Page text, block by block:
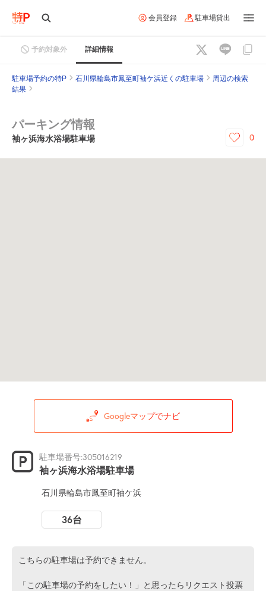
会員登録 駐車場貸出
予約対象外 詳細情報
駐車場予約の特P 石川県輪島市鳳至町袖ケ浜近くの駐車場
周辺の検索
結果
パーキング情報
袖ヶ浜海水浴場駐車場 0
Googleマップでナビ
駐車場番号:305016219
袖ヶ浜海水浴場駐車場
石川県輪島市鳳至町袖ケ浜
36台
こちらの駐車場は予約できません。
「この駐車場の予約をしたい！」と思ったらリクエスト投票